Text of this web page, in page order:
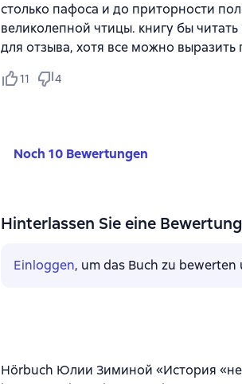
столько пафоса и до приторности
великолепной чтицы. книгу бы
для отзыва, хотя все можно выразить
11 4
Noch 10 Bewertungen
Hinterlassen Sie eine Bewertung
Einloggen, um das Buch zu
Hörbuch Юлии Зиминой «История